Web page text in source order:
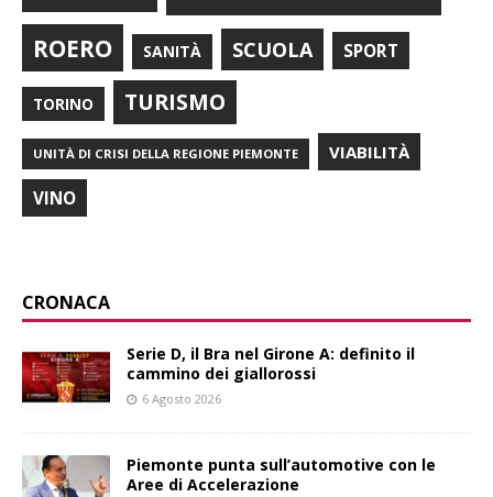
ROERO SANITÀ SCUOLA SPORT
TORINO TURISMO
UNITÀ DI CRISI DELLA REGIONE PIEMONTE VIABILITÀ
VINO
CRONACA
Serie D, il Bra nel Girone A: definito il
cammino dei giallorossi
6 Agosto 2026
Piemonte punta sull’automotive con le
Aree di Accelerazione